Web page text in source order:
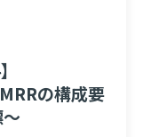
の構成要